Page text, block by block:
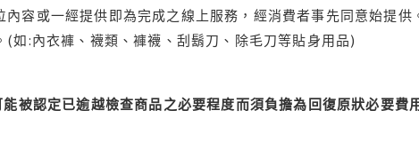
內容或一經提供即為完成之線上服務，經消費者事先同意始提供
(如:內衣褲、襪類、褲襪、刮鬍刀、除毛刀等貼身用品)
被認定已逾越檢查商品之必要程度而須負擔為回復原狀必要